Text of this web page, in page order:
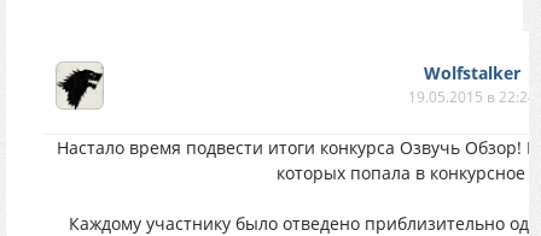
Wolfstalker
19.05.2015 в 22:24
Настало время подвести итоги конкурса Озвучь Обзор!
которых попала в конкурсное
Каждому участнику было отведено приблизительно